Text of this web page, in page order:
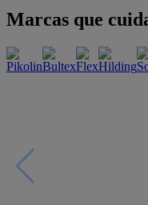
Marcas que
Esenciales con